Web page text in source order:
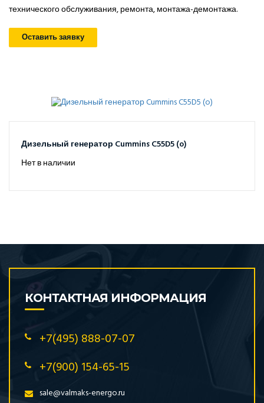
технического обслуживания, ремонта, монтажа-демонтажа.
Оставить заявку
Дизельный генератор Cummins C55D5 (o)
Нет в наличии
КОНТАКТНАЯ ИНФОРМАЦИЯ
+7(495) 888-07-07
+7(900) 154-65-15
sale@valmaks-energo.ru